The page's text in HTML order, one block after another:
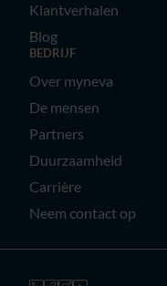
Klantverhalen
Blog
BEDRIJF
Over myneva
De mensen
Partners
Duurzaamheid
Carrière
Neem contact op